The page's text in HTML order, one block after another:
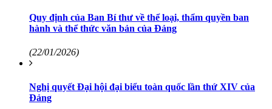
Quy định của Ban Bí thư về thể loại, thẩm quyền ban
hành và thể thức văn bản của Đảng
(22/01/2026)
Nghị quyết Đại hội đại biểu toàn quốc lần thứ XIV của
Đảng